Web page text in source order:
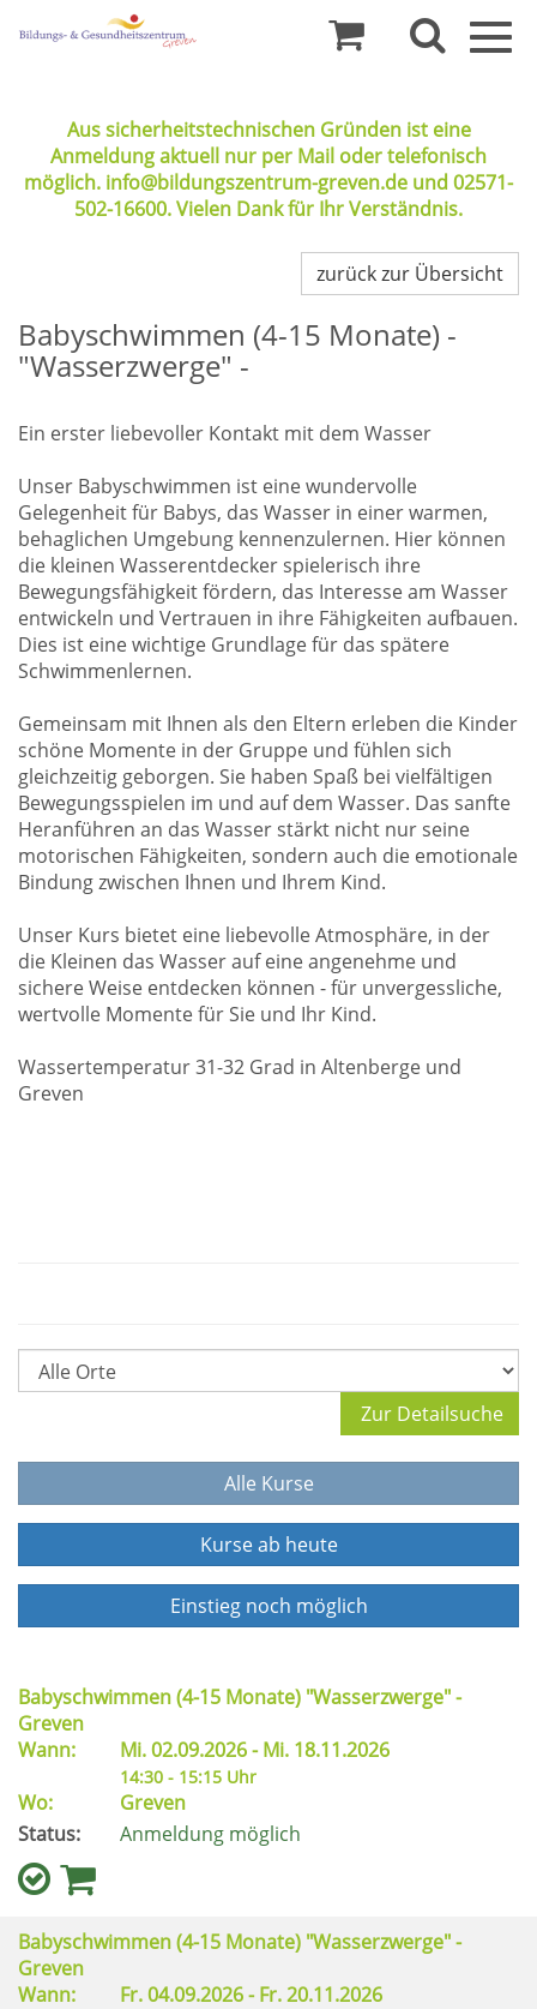
Aus sicherheitstechnischen Gründen ist eine
Anmeldung aktuell nur per Mail oder telefonisch
möglich. info@bildungszentrum-greven.de und 02571-
502-16600. Vielen Dank für Ihr Verständnis.
zurück zur Übersicht
Babyschwimmen (4-15 Monate) -
"Wasserzwerge" -
Ein erster liebevoller Kontakt mit dem Wasser
Unser Babyschwimmen ist eine wundervolle
Gelegenheit für Babys, das Wasser in einer warmen,
behaglichen Umgebung kennenzulernen. Hier können
die kleinen Wasserentdecker spielerisch ihre
Bewegungsfähigkeit fördern, das Interesse am Wasser
entwickeln und Vertrauen in ihre Fähigkeiten aufbauen.
Dies ist eine wichtige Grundlage für das spätere
Schwimmenlernen.
Gemeinsam mit Ihnen als den Eltern erleben die Kinder
schöne Momente in der Gruppe und fühlen sich
gleichzeitig geborgen. Sie haben Spaß bei vielfältigen
Bewegungsspielen im und auf dem Wasser. Das sanfte
Heranführen an das Wasser stärkt nicht nur seine
motorischen Fähigkeiten, sondern auch die emotionale
Bindung zwischen Ihnen und Ihrem Kind.
Unser Kurs bietet eine liebevolle Atmosphäre, in der
die Kleinen das Wasser auf eine angenehme und
sichere Weise entdecken können - für unvergessliche,
wertvolle Momente für Sie und Ihr Kind.
Wassertemperatur 31-32 Grad in Altenberge und
Greven
Zur Detailsuche
Alle Kurse
Kurse ab heute
Einstieg noch möglich
Babyschwimmen (4-15 Monate) "Wasserzwerge" -
Greven
Wann:
Mi.02.09.2026 -Mi. 18.11.2026
14:30 - 15:15 Uhr
Wo:
Greven
Status:
Anmeldung möglich
Babyschwimmen (4-15 Monate) "Wasserzwerge" -
Greven
Wann:
Fr.04.09.2026 -Fr.20.11.2026